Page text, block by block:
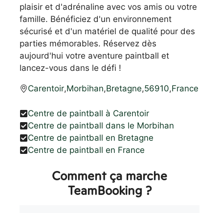
plaisir et d'adrénaline avec vos amis ou votre
famille. Bénéficiez d'un environnement
sécurisé et d'un matériel de qualité pour des
parties mémorables. Réservez dès
aujourd'hui votre aventure paintball et
lancez-vous dans le défi !
Carentoir,Morbihan,Bretagne,56910,France
Centre de paintball à Carentoir
Centre de paintball dans le Morbihan
Centre de paintball en Bretagne
Centre de paintball en France
Comment ça marche
TeamBooking ?